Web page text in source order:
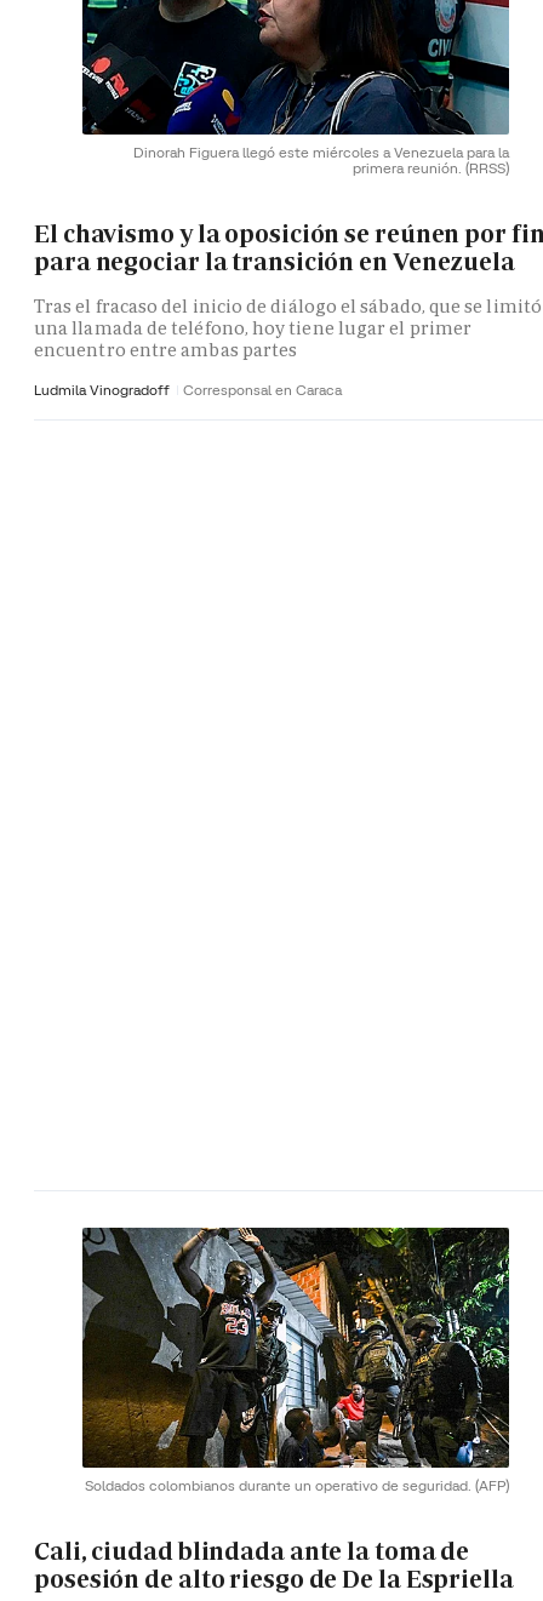
Dinorah Figuera llegó este miércoles a Venezuela para la
primera reunión. (RRSS)
El chavismo y la oposición se reúnen por
para negociar la transición en Venezuela
Tras el fracaso del inicio de diálogo el sábado, que se
una llamada de teléfono, hoy tiene lugar el primer
encuentro entre ambas partes
Ludmila Vinogradoff Corresponsal en Caraca
Soldados colombianos durante un operativo de seguridad. (AFP)
Cali, ciudad blindada ante la toma de
posesión de alto riesgo de De la Espriella